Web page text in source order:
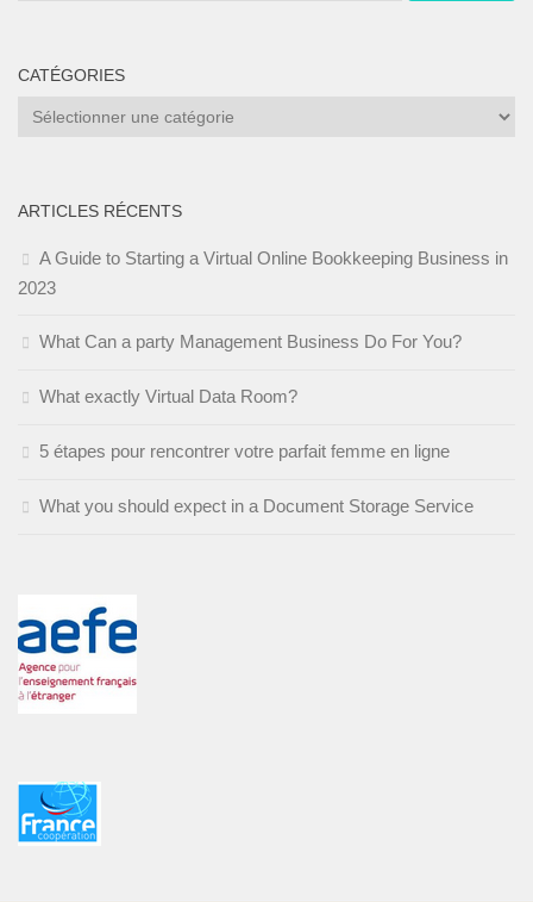
CATÉGORIES
Catégories
ARTICLES RÉCENTS
A Guide to Starting a Virtual Online Bookkeeping Business in
2023
What Can a party Management Business Do For You?
What exactly Virtual Data Room?
5 étapes pour rencontrer votre parfait femme en ligne
What you should expect in a Document Storage Service